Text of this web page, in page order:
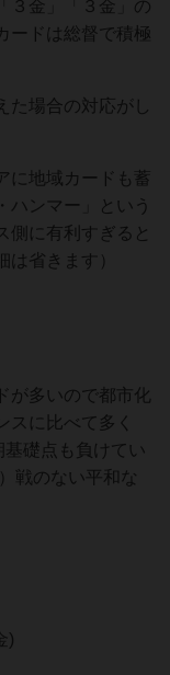
３金」「３金」の
ードは総督で積極
た場合の対応がし
に地域カードも蓄
ハンマー」という
側に有利すぎると
省きます）
が多いので都市化
スに比べて多く
基礎点も負けてい
戦のない平和な
)